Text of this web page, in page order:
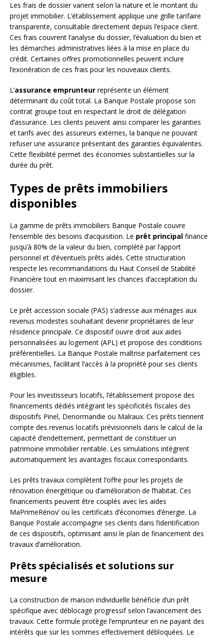
Les frais de dossier varient selon la nature et le montant du
projet immobilier. L’établissement applique une grille tarifaire
transparente, consultable directement depuis l’espace client.
Ces frais couvrent l’analyse du dossier, l’évaluation du bien et
les démarches administratives liées à la mise en place du
crédit. Certaines offres promotionnelles peuvent inclure
l’exonération de ces frais pour les nouveaux clients.
L’assurance emprunteur représente un élément
déterminant du coût total. La Banque Postale propose son
contrat groupe tout en respectant le droit de délégation
d’assurance. Les clients peuvent ainsi comparer les garanties
et tarifs avec des assureurs externes, la banque ne pouvant
refuser une assurance présentant des garanties équivalentes.
Cette flexibilité permet des économies substantielles sur la
durée du prêt.
Types de prêts immobiliers
disponibles
La gamme de prêts immobiliers Banque Postale couvre
l’ensemble des besoins d’acquisition. Le prêt principal finance
jusqu’à 80% de la valeur du bien, complété par l’apport
personnel et d’éventuels prêts aidés. Cette structuration
respecte les recommandations du Haut Conseil de Stabilité
Financière tout en maximisant les chances d’acceptation du
dossier.
Le prêt accession sociale (PAS) s’adresse aux ménages aux
revenus modestes souhaitant devenir propriétaires de leur
résidence principale. Ce dispositif ouvre droit aux aides
personnalisées au logement (APL) et propose des conditions
préférentielles. La Banque Postale maîtrise parfaitement ces
mécanismes, facilitant l’accès à la propriété pour ses clients
éligibles.
Pour les investisseurs locatifs, l’établissement propose des
financements dédiés intégrant les spécificités fiscales des
dispositifs Pinel, Denormandie ou Malraux. Ces prêts tiennent
compte des revenus locatifs prévisionnels dans le calcul de la
capacité d’endettement, permettant de constituer un
patrimoine immobilier rentable. Les simulations intègrent
automatiquement les avantages fiscaux correspondants.
Les prêts travaux complètent l’offre pour les projets de
rénovation énergétique ou d’amélioration de l’habitat. Ces
financements peuvent être couplés avec les aides
MaPrimeRénov’ ou les certificats d’économies d’énergie. La
Banque Postale accompagne ses clients dans l’identification
de ces dispositifs, optimisant ainsi le plan de financement des
travaux d’amélioration.
Prêts spécialisés et solutions sur
mesure
La construction de maison individuelle bénéficie d’un prêt
spécifique avec déblocage progressif selon l’avancement des
travaux. Cette formule protège l’emprunteur en ne payant des
intérêts que sur les sommes effectivement débloquées. Le